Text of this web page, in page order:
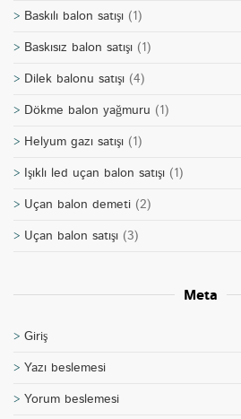
Baskılı balon satışı (1)
Baskısız balon satışı (1)
Dilek balonu satışı (4)
Dökme balon yağmuru (1)
Helyum gazı satışı (1)
Işıklı led uçan balon satışı (1)
Uçan balon demeti (2)
Uçan balon satışı (3)
Meta
Giriş
Yazı beslemesi
Yorum beslemesi